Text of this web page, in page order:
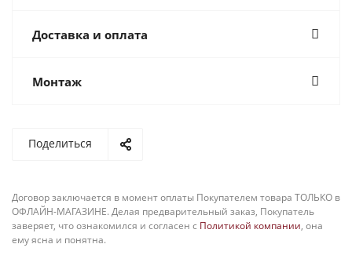
Доставка и оплата
Монтаж
Поделиться
Договор заключается в момент оплаты Покупателем товара ТОЛЬКО в
ОФЛАЙН-МАГАЗИНЕ. Делая предварительный заказ, Покупатель
заверяет, что ознакомился и согласен с Политикой компании, она
ему ясна и понятна.